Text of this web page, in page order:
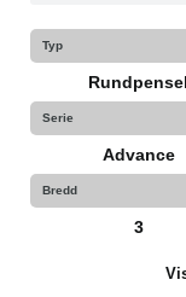
Typ
Rundpensel
Serie
Advance
Bredd
3